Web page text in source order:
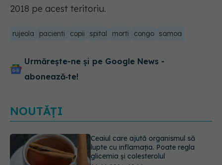
2018 pe acest teritoriu.
rujeola pacienti copii spital morti congo samoa
Urmărește-ne și pe Google News -
abonează‑te!
NOUTĂȚI
Ce spune culoarea ta preferată
despre vârsta pe care o ai. Care